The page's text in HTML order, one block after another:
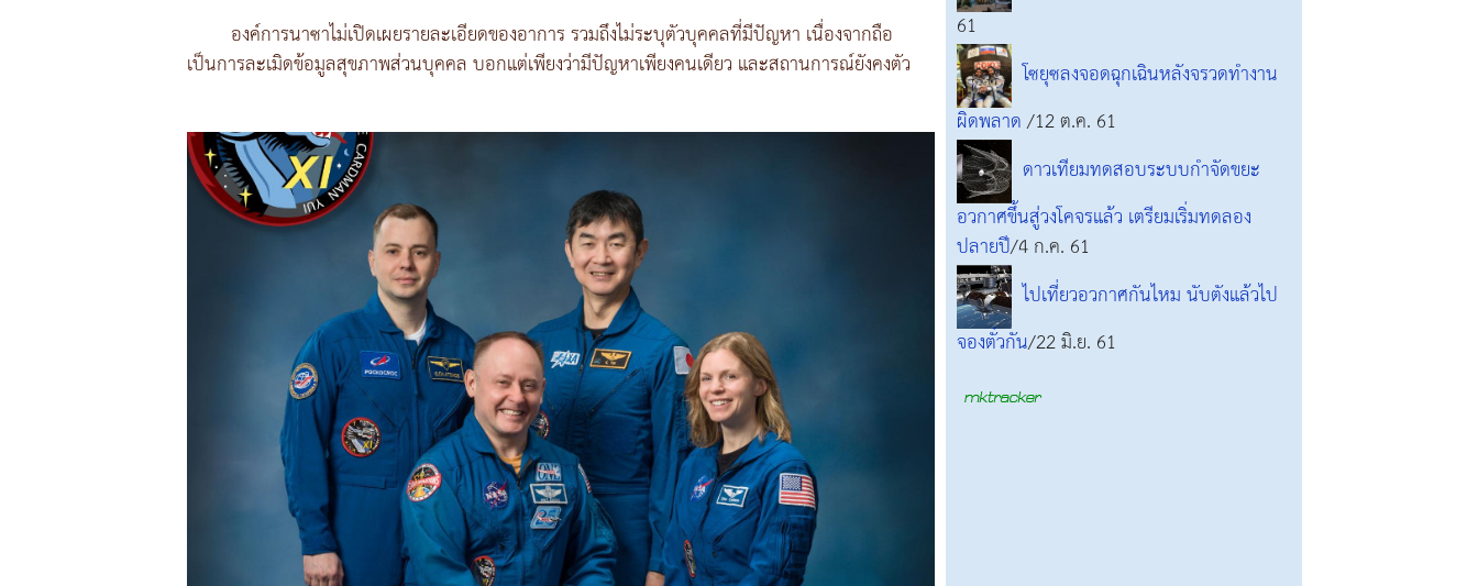
องค์การนาซาไม่เปิดเผยรายละเอียดของอาการ รวมถึงไม่ระบุตัวบุคคลที่มีปัญหา เนื่องจากถือ
เป็นการละเมิดข้อมูลสุขภาพส่วนบุคคล บอกแต่เพียงว่ามีปัญหาเพียงคนเดียว และสถานการณ์ยังคงตัว
61
โซยุซลงจอดฉุกเฉินหลังจรวดทำงาน
ผิดพลาด/12 ต.ค. 61
ดาวเทียมทดสอบระบบกำจัดขยะ
อวกาศขึ้นสู่วงโคจรแล้ว เตรียมเริ่มทดลอง
ปลายปี/4 ก.ค. 61
ไปเที่ยวอวกาศกันไหม นับตังแล้วไป
จองตั๋วกัน/22 มิ.ย. 61